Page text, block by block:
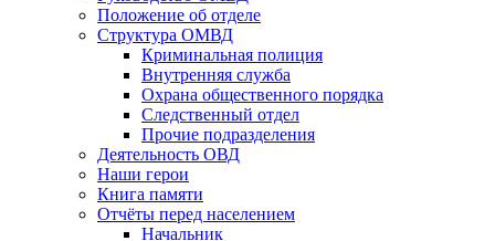
Положение об отделе
Структура ОМВД
Криминальная полиция
Внутренняя служба
Охрана общественного порядка
Следственный отдел
Прочие подразделения
Деятельность ОВД
Наши герои
Книга памяти
Отчёты перед населением
Начальник